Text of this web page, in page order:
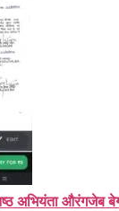
अभियंता औरंगजेब